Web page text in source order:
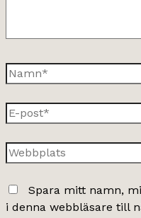
Namn*
E-
post*
Webbplats
Spara mitt namn,
i denna webbläsare till